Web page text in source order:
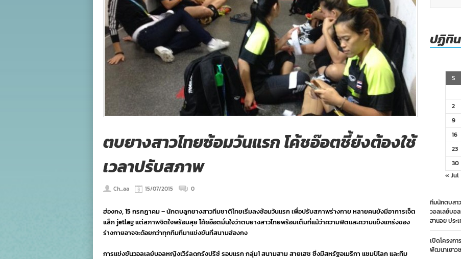
ตบยางสาวไทยซ้อมวันแรก โค้ชอ๊อตชี้ยังต้องใช้
เวลาปรับสภาพ
Ch...aa 15/07/2015 0
ฮ่องกง, 15 กรกฎาคม – นักตบลูกยางสาวทีมชาติไทยเริ่มลงซ้อมวันแรก เพื่อปรับสภาพร่างกาย หลายคนยังมีอาการเจ็ต
แล็ก jetlag แต่สภาพจิตใจพร้อมลุย โค้ชอ๊อตมั่นใจว่าตบยางสาวไทยพร้อมเต็มที่แม้ว่าความฟิตและความแข็งแกร่งของ
ร่างกายอาจจะด้อยกว่าทุกทีมที่มาแข่งขันที่สนามฮ่องกง
การแข่งขันวอลเลย์บอลหญิงเวิร์ลดกรังปรีซ์ รอบแรก กลุ่ม1 สนามสาม สายเฮช ซึ่งมีสหรัฐอเมริกา แชมป์โลก และทีม
ปฏิทิน
S
2
9
16
23
30
« Jul
ทีมนักตบสาว
วอลเลย์บอ
ฮานอย ประ
เปิดโครงก
พัฒนาเยาว